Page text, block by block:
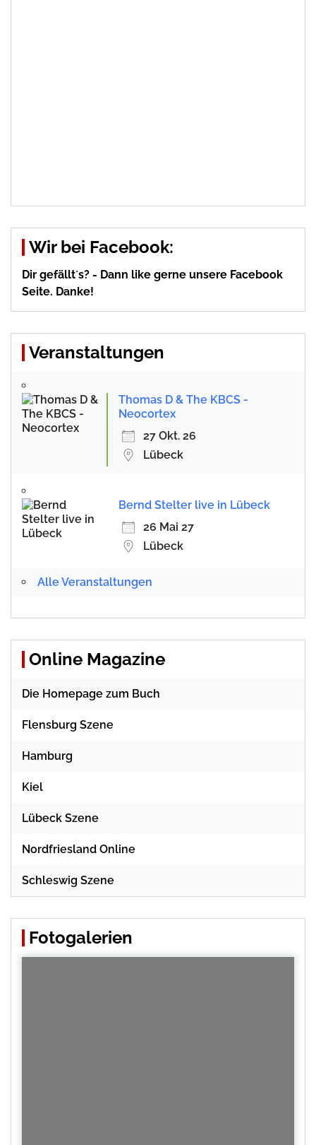
Wir bei Facebook:
Dir gefällt´s? - Dann like gerne unsere Facebook
Seite. Danke!
Veranstaltungen
Thomas D & The KBCS -
Neocortex
27 Okt. 26
Lübeck
Bernd Stelter live in Lübeck
26 Mai 27
Lübeck
Alle Veranstaltungen
Online Magazine
Die Homepage zum Buch
Flensburg Szene
Hamburg
Kiel
Lübeck Szene
Nordfriesland Online
Schleswig Szene
Fotogalerien